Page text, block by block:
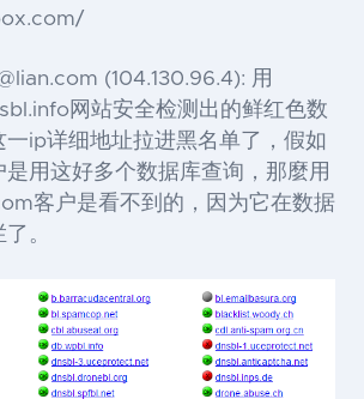
(104.130.96.4): 用
网站安全检测出的鲜红色数
一ip详细地址拉进黑名单了，假如
用这好多个数据库查询，那麼用
客户是看不到的，因为它在数据
。